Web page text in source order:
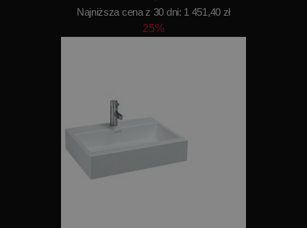
Najniższa cena z 30 dni: 1 451,40 zł
25%